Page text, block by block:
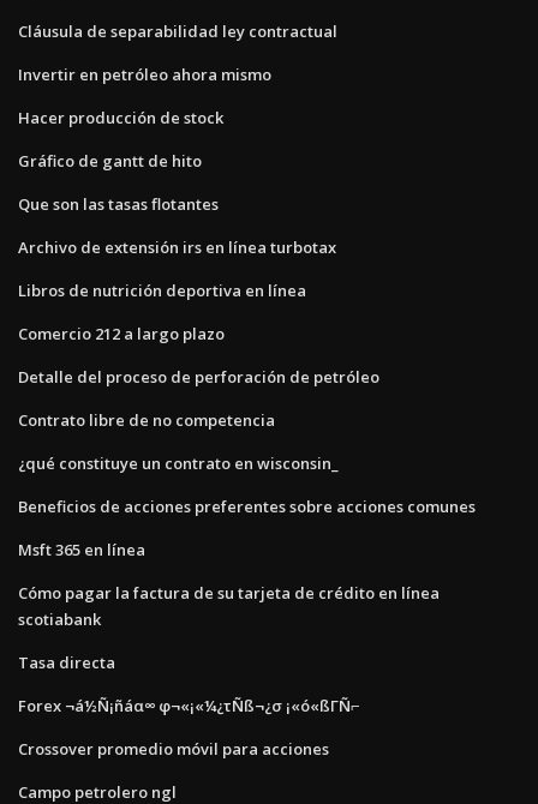
Cláusula de separabilidad ley contractual
Invertir en petróleo ahora mismo
Hacer producción de stock
Gráfico de gantt de hito
Que son las tasas flotantes
Archivo de extensión irs en línea turbotax
Libros de nutrición deportiva en línea
Comercio 212 a largo plazo
Detalle del proceso de perforación de petróleo
Contrato libre de no competencia
¿qué constituye un contrato en wisconsin_
Beneficios de acciones preferentes sobre acciones comunes
Msft 365 en línea
Cómo pagar la factura de su tarjeta de crédito en línea
scotiabank
Tasa directa
Forex ¬á½Ñ¡ñáα∞ φ¬«¡«¼¿τÑß¬¿σ ¡«ó«ßΓÑ⌐
Crossover promedio móvil para acciones
Campo petrolero ngl